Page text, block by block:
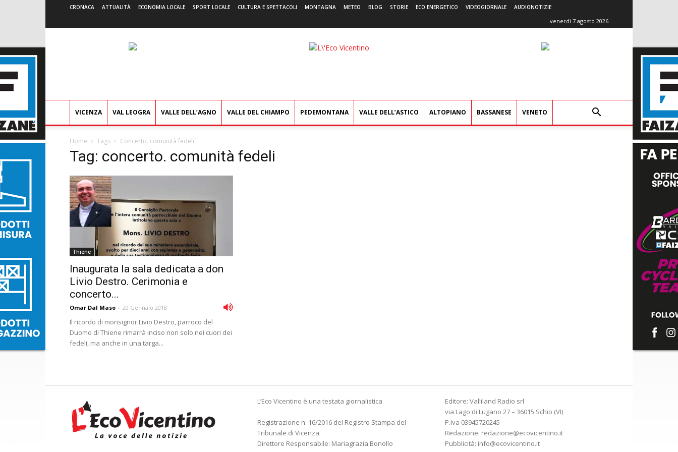
CRONACA ATTUALITÀ ECONOMIA LOCALE SPORT LOCALE CULTURA E SPETTACOLI MONTAGNA METEO BLOG STORIE ECO ENERGETICO VIDEOGIORNALE AUDIONOTIZIE
venerdì 7 agosto 2026
L'Eco
VICENZA VAL LEOGRA VALLE DELL’AGNO VALLE DEL CHIAMPO PEDEMONTANA VALLE DELL’ASTICO ALTOPIANO BASSANESE VENETO
Home Tags Concerto. comunità fedeli
Tag: concerto. comunità fedeli
Thiene
Inaugurata la sala dedicata a don
Livio Destro. Cerimonia e
concerto...
Omar Dal Maso - 20 Gennaio 2018
Il ricordo di monsignor Livio Destro, parroco del
Duomo di Thiene rimarrà inciso non solo nei cuori dei
fedeli, ma anche in una targa...
L’Eco Vicentino è una testata giornalistica
Registrazione n. 16/2016 del Registro Stampa del
Tribunale di Vicenza
Direttore Responsabile: Mariagrazia Bonollo
Editore: Valliland Radio srl
via Lago di Lugano 27 – 36015 Schio (VI)
P.Iva 03945720245
Redazione: redazione@ecovicentino.it
Pubblicità: info@ecovicentino.it